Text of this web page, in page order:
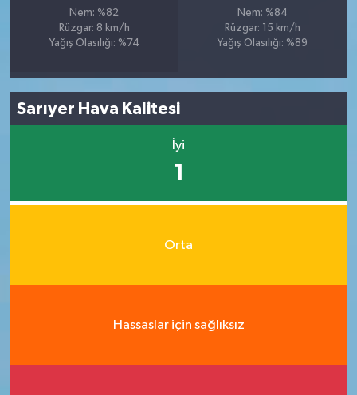
Nem: %82
Rüzgar: 8 km/h
Yağış Olasılığı: %74
Nem: %84
Rüzgar: 15 km/h
Yağış Olasılığı: %89
Sarıyer Hava Kalitesi
İyi
1
Orta
Hassaslar için sağlıksız